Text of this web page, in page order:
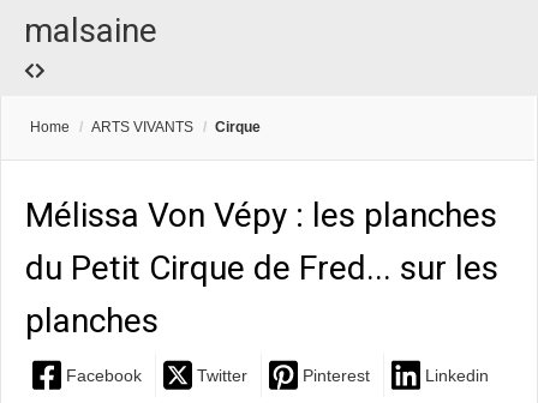
malsaine
Home / ARTS VIVANTS / Cirque
Mélissa Von Vépy : les planches
du Petit Cirque de Fred... sur les
planches
Facebook Twitter Pinterest Linkedin